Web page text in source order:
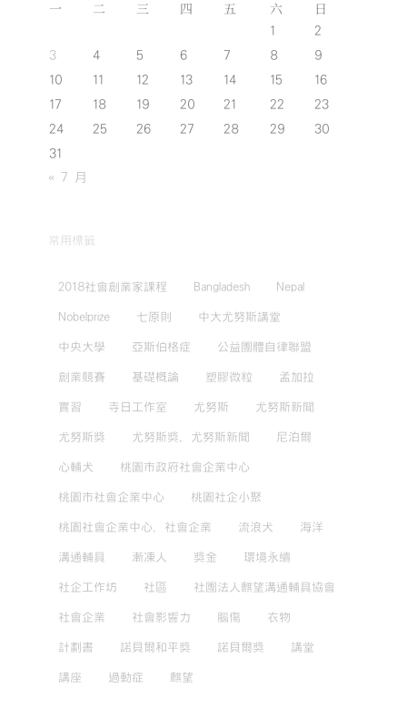
一 二 三 四 五 六 日
1
2
3
4 5 6 7 8
9
10
11 12 13 14 15
16
17
18 19 20 21 22
23
24
25 26 27 28 29
30
31
« 7 月
常用標籤
2018社會創業家課程 Bangladesh Nepal
Nobelprize 七原則 中大尤努斯講堂
中央大學 亞斯伯格症 公益團體自律聯盟
創業競賽 基礎概論 塑膠微粒 孟加拉
實習 寺日工作室 尤努斯 尤努斯新聞
尤努斯獎 尤努斯獎，尤努斯新聞 尼泊爾
心輔犬 桃園市政府社會企業中心
桃園市社會企業中心 桃園社企小聚
桃園社會企業中心，社會企業 流浪犬 海洋
溝通輔具 漸凍人 獎金 環境永續
社企工作坊 社區 社團法人麒望溝通輔具協會
社會企業 社會影響力 腦傷 衣物
計劃書 諾貝爾和平獎 諾貝爾獎 講堂
講座 過動症 麒望